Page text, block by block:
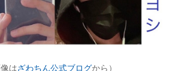
はざわちん公式ブログから）